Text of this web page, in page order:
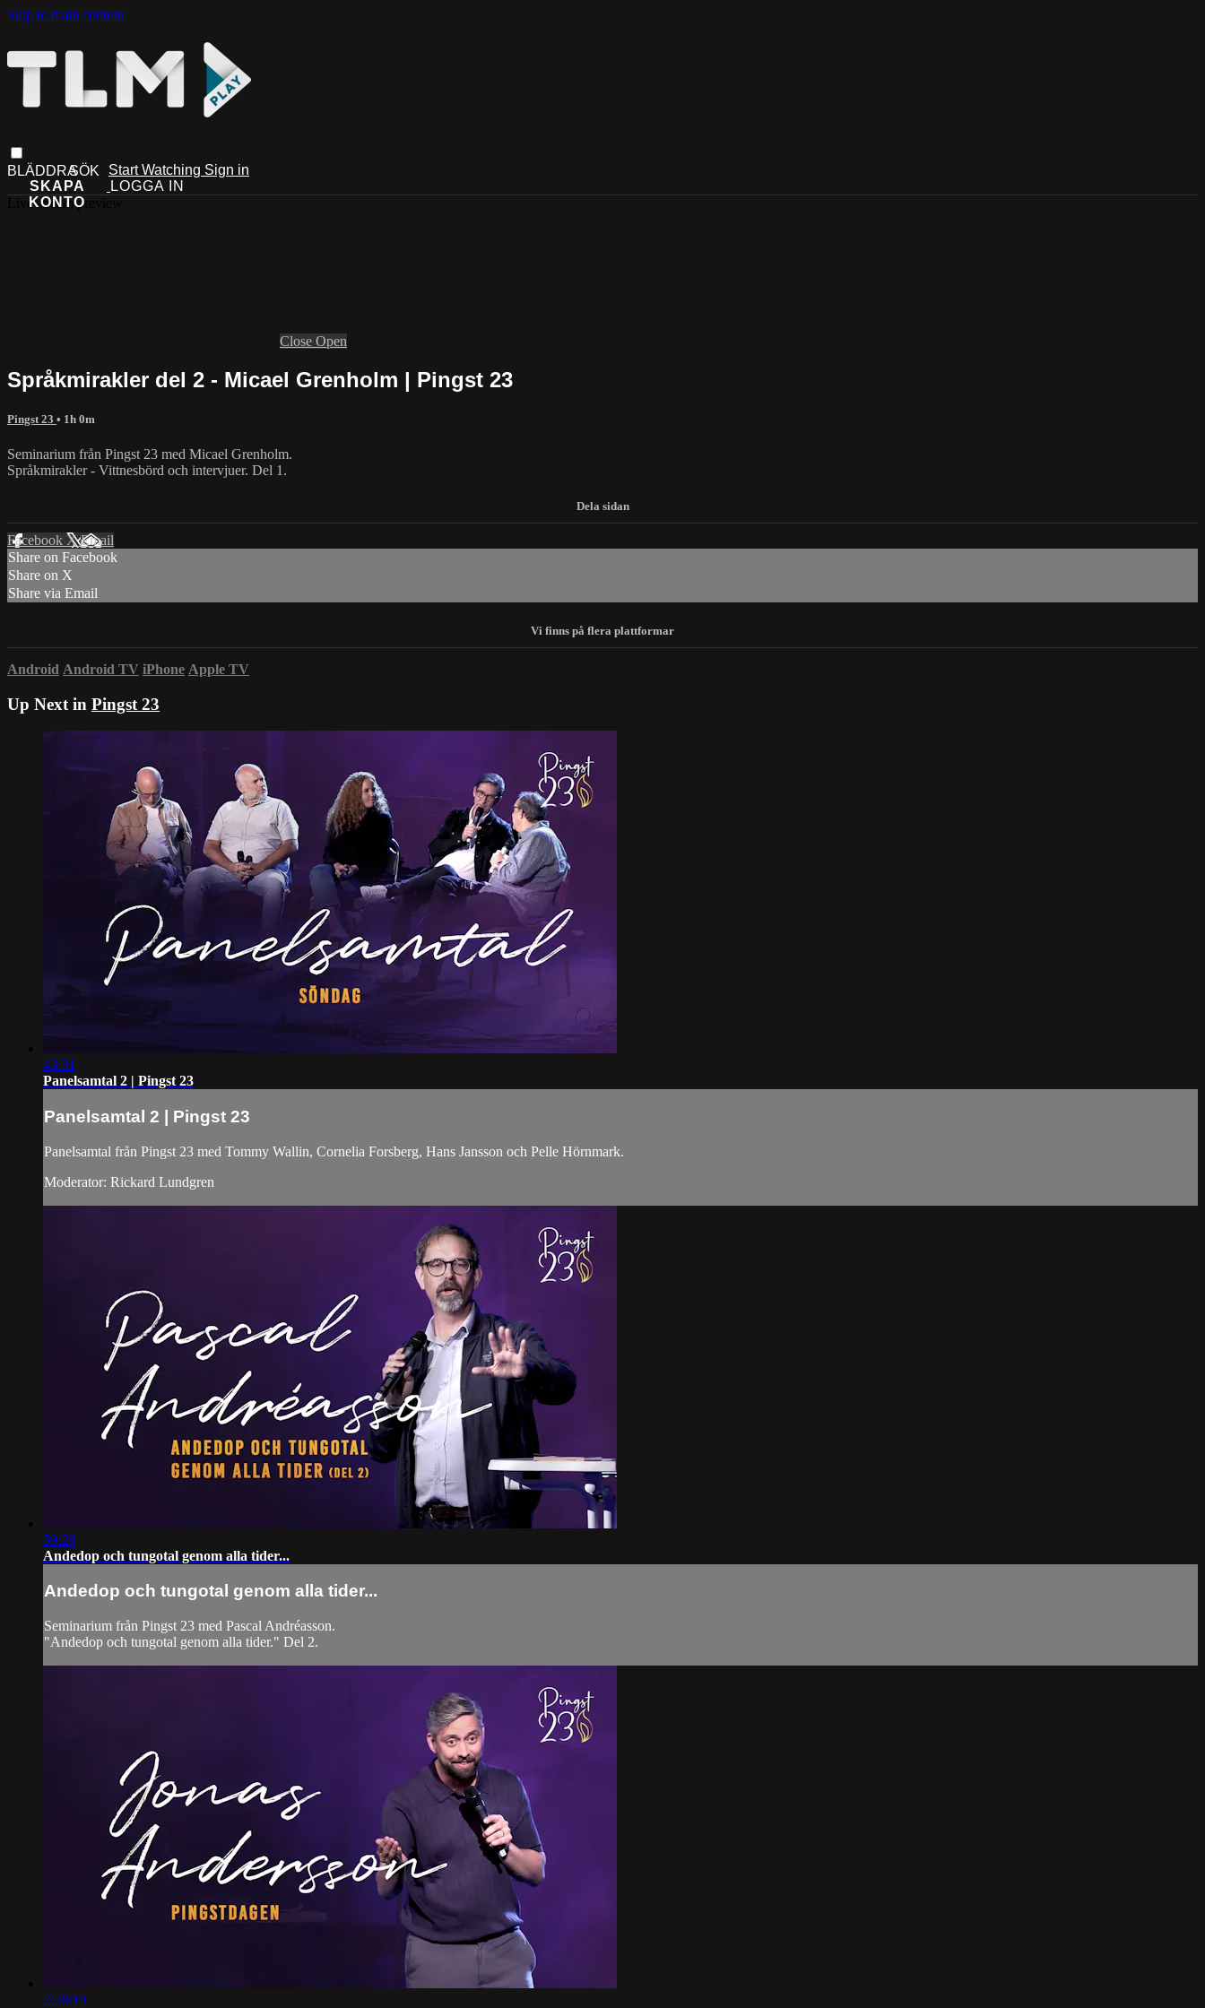
Skip to main content
Start Watching Sign in
Live stream preview
Close Open
Språkmirakler del 2 - Micael Grenholm | Pingst 23
Pingst 23 • 1h 0m
Seminarium från Pingst 23 med Micael Grenholm.
Språkmirakler - Vittnesbörd och intervjuer. Del 1.
Facebook XEmail
Share on Facebook
Share on X
Share via Email
Android Android TV iPhone Apple TV
Up Next in Pingst 23
43:31
Panelsamtal 2 | Pingst 23
Panelsamtal 2 | Pingst 23
Panelsamtal från Pingst 23 med Tommy Wallin, Cornelia Forsberg, Hans Jansson och Pelle Hörnmark.
Moderator: Rickard Lundgren
59:28
Andedop och tungotal genom alla tider...
Andedop och tungotal genom alla tider...
Seminarium från Pingst 23 med Pascal Andréasson.
"Andedop och tungotal genom alla tider." Del 2.
2:28:19